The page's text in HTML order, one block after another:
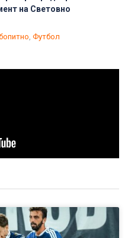
на Световно
Футбол